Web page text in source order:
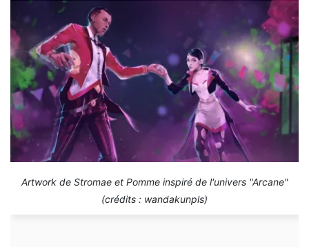
Artwork de Stromae et Pomme inspiré de l'univers "Arcane"
(crédits : wandakunpls)